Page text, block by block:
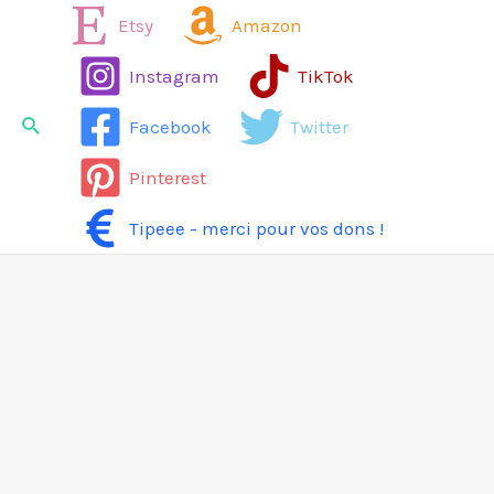
Rechercher
Etsy Amazon
Instagram TikTok
Facebook Twitter
Pinterest
Tipeee - merci pour vos dons !